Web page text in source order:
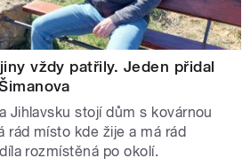
vždy patřily. Jeden přidal
Jihlavsku stojí dům s kovárnou
rád místo kde žije a má rád
rozmístěná po okolí.